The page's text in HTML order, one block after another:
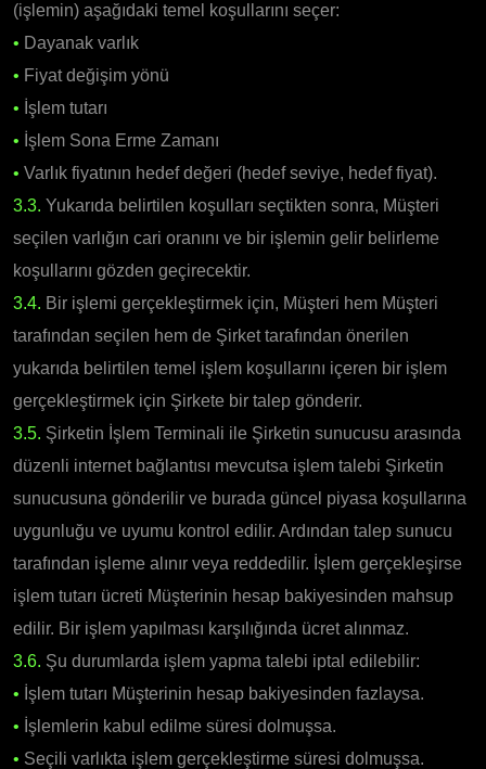
(işlemin) aşağıdaki temel koşullarını seçer:
• Dayanak varlık
• Fiyat değişim yönü
• İşlem tutarı
• İşlem Sona Erme Zamanı
• Varlık fiyatının hedef değeri (hedef seviye, hedef fiyat).
3.3. Yukarıda belirtilen koşulları seçtikten sonra, Müşteri
seçilen varlığın cari oranını ve bir işlemin gelir belirleme
koşullarını gözden geçirecektir.
3.4. Bir işlemi gerçekleştirmek için, Müşteri hem Müşteri
tarafından seçilen hem de Şirket tarafından önerilen
yukarıda belirtilen temel işlem koşullarını içeren bir işlem
gerçekleştirmek için Şirkete bir talep gönderir.
3.5. Şirketin İşlem Terminali ile Şirketin sunucusu arasında
düzenli internet bağlantısı mevcutsa işlem talebi Şirketin
sunucusuna gönderilir ve burada güncel piyasa koşullarına
uygunluğu ve uyumu kontrol edilir. Ardından talep sunucu
tarafından işleme alınır veya reddedilir. İşlem gerçekleşirse
işlem tutarı ücreti Müşterinin hesap bakiyesinden mahsup
edilir. Bir işlem yapılması karşılığında ücret alınmaz.
3.6. Şu durumlarda işlem yapma talebi iptal edilebilir:
• İşlem tutarı Müşterinin hesap bakiyesinden fazlaysa.
• İşlemlerin kabul edilme süresi dolmuşsa.
• Seçili varlıkta işlem gerçekleştirme süresi dolmuşsa.